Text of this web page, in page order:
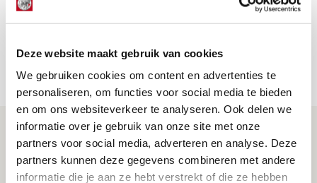
Deze website maakt gebruik van cookies
We gebruiken cookies om content en advertenties te
personaliseren, om functies voor social media te bieden
en om ons websiteverkeer te analyseren. Ook delen we
informatie over je gebruik van onze site met onze
partners voor social media, adverteren en analyse. Deze
partners kunnen deze gegevens combineren met andere
informatie die je aan ze hebt verstrekt of die ze hebben
Net binnen //
Word ballenjongen of -meid bij Jong
Ajax - Helmond Sport!